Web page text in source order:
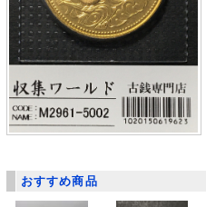
おすすめ商品